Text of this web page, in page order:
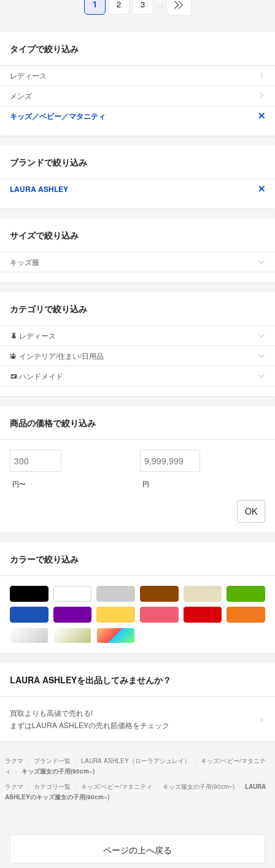
1 2 3 …
タイプで絞り込み
レディース
メンズ
キッズ／ベビー／マタニティ
ブランドで絞り込み
LAURA ASHLEY
サイズで絞り込み
キッズ服
カテゴリで絞り込み
レディース
インテリア/住まい/日用品
ハンドメイド
商品の価格で絞り込み
円〜 円
カラーで絞り込み
シルバー/銀色系ゴールド/金色系マルチカラー
LAURA ASHLEYを出品してみませんか？
買取よりも高値で売れる!
まずはLAURA ASHLEYの売れ筋価格をチェック
ラクマ ブランド一覧 LAURA ASHLEY（ローラアシュレイ）
キッズ/ベビー/マタニテ
ィ
キッズ服女の子用(90cm~)
ラクマ
カテゴリ一覧 キッズ/ベビー/マタニティ キッズ服女の子用(90cm~)
LAURA
ASHLEYのキッズ服女の子用(90cm~)
ページの上へ戻る